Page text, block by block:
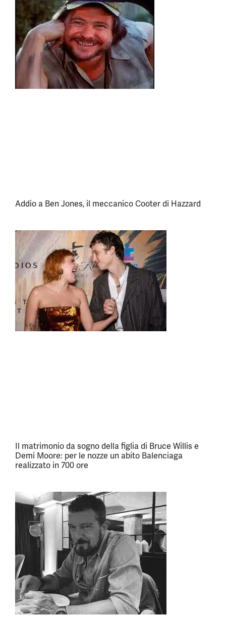
Addio a Ben Jones, il meccanico Cooter di Hazzard
Il matrimonio da sogno della figlia di Bruce Willis e
Demi Moore: per le nozze un abito Balenciaga
realizzato in 700 ore